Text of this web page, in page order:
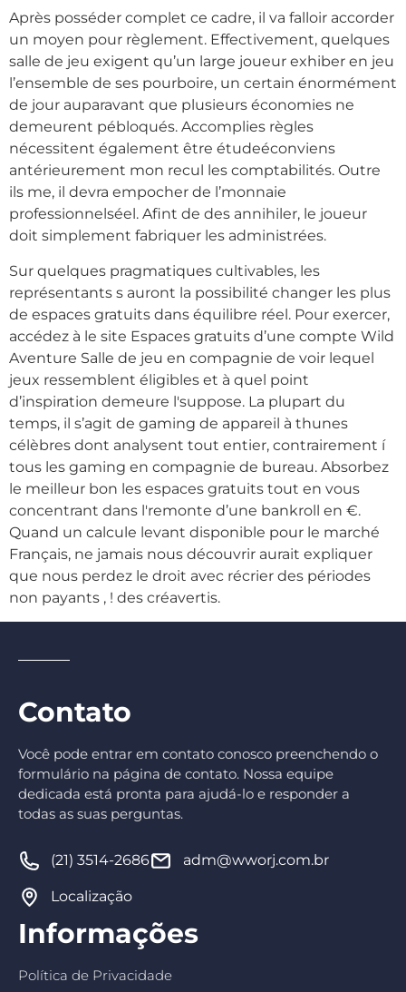
Après posséder complet ce cadre, il va falloir accorder
un moyen pour règlement. Effectivement, quelques
salle de jeu exigent qu’un large joueur exhiber en jeu
l’ensemble de ses pourboire, un certain énormément
de jour auparavant que plusieurs économies ne
demeurent pébloqués. Accomplies règles
nécessitent également être étudeéconviens
antérieurement mon recul les comptabilités. Outre
ils me, il devra empocher de l’monnaie
professionnelséel. Afint de des annihiler, le joueur
doit simplement fabriquer les administrées.
Sur quelques pragmatiques cultivables, les
représentants s auront la possibilité changer les plus
de espaces gratuits dans équilibre réel. Pour exercer,
accédez à le site Espaces gratuits d’une compte Wild
Aventure Salle de jeu en compagnie de voir lequel
jeux ressemblent éligibles et à quel point
d’inspiration demeure l'suppose. La plupart du
temps, il s’agit de gaming de appareil à thunes
célèbres dont analysent tout entier, contrairement í
tous les gaming en compagnie de bureau. Absorbez
le meilleur bon les espaces gratuits tout en vous
concentrant dans l'remonte d’une bankroll en €.
Quand un calcule levant disponible pour le marché
Français, ne jamais nous découvrir aurait expliquer
que nous perdez le droit avec récrier des périodes
non payants , ! des créavertis.
Contato
Você pode entrar em contato conosco preenchendo o
formulário na página de contato. Nossa equipe
dedicada está pronta para ajudá-lo e responder a
todas as suas perguntas.
(21) 3514-2686 adm@wworj.com.br
Localização
Informações
Política de Privacidade